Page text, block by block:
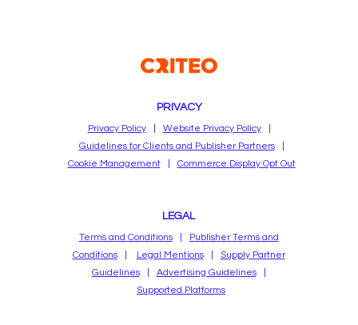
PRIVACY
Privacy Policy| Website Privacy Policy|
Guidelines for Clients and Publisher Partners|
Cookie Management| Commerce Display Opt Out
LEGAL
Terms and Conditions
Publisher Terms and
Conditions
Legal Mentions
Supply Partner
Guidelines
Advertising Guidelines
Supported Platforms